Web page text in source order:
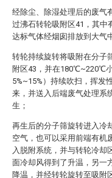
经除尘、除湿处理后的废气
过沸石转轮吸附区41，其中
达标气体经烟囱排放到大气
转轮持续旋转将吸附在分子
附区43，并在180℃~220℃
5%~15%）持续吹扫，挥发
来，并送入后端废气处理系
生；
再生后的分子筛旋转进入冷
空气，也可以采用前端有机
入脱附系统，并与转轮冷却
面冷却风得到了升温，另一
降温，并经转轮旋转至吸附